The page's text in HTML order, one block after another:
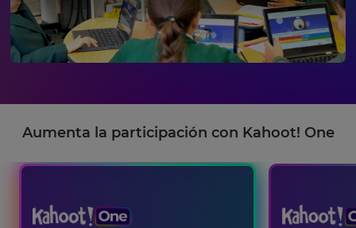
Aumenta la participación con Kahoot! One